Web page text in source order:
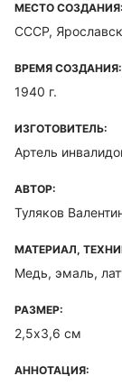
МЕСТО СОЗДАНИЯ:
СССР,
ВРЕМЯ СОЗДАНИЯ:
1940 г.
ИЗГОТОВИТЕЛЬ:
Артель
АВТОР:
Туляков
МАТЕРИАЛ,
Медь, эмаль,
РАЗМЕР:
2,5х3,6 см
АННОТАЦИЯ: